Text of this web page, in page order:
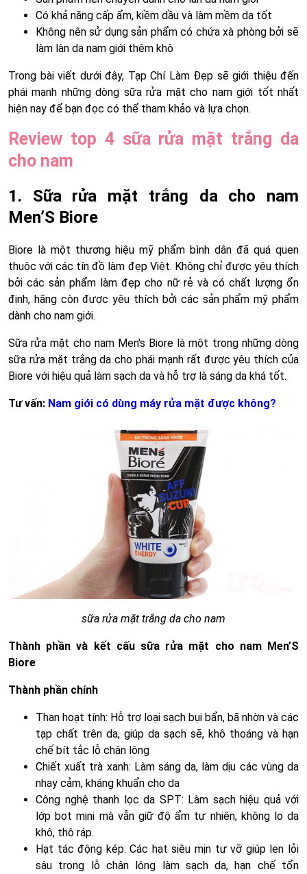
Có khả năng cấp ẩm, kiềm dầu và làm mềm da tốt
Không nên sử dụng sản phẩm có chứa xà phòng bởi sẽ
làm làn da nam giới thêm khô
Trong bài viết dưới đây, Tạp Chí Làm Đẹp sẽ giới thiệu đến
phái mạnh những dòng sữa rửa mặt cho nam giới tốt nhất
hiện nay để bạn đọc có thể tham khảo và lựa chọn.
Review top 4 sữa rửa mặt trắng da
cho nam
1. Sữa rửa mặt trắng da cho nam
Men’S Biore
Biore là một thương hiệu mỹ phẩm bình dân đã quá quen
thuộc với các tín đồ làm đẹp Việt. Không chỉ được yêu thích
bởi các sản phẩm làm đẹp cho nữ rẻ và có chất lượng ổn
định, hãng còn được yêu thích bởi các sản phẩm mỹ phẩm
dành cho nam giới.
Sữa rửa mặt cho nam Men's Biore là một trong những dòng
sữa rửa mặt trắng da cho phái mạnh rất được yêu thích của
Biore với hiệu quả làm sạch da và hỗ trợ là sáng da khá tốt.
Tư vấn: Nam giới có dùng máy rửa mặt được không?
sữa rửa mặt trắng da cho nam
Thành phần và kết cấu sữa rửa mặt cho nam Men’S
Biore
Thành phần chính
Than hoạt tính: Hỗ trợ loại sạch bụi bẩn, bã nhờn và các
tạp chất trên da, giúp da sạch sẽ, khô thoáng và hạn
chế bít tắc lỗ chân lông
Chiết xuất trà xanh: Làm sáng da, làm dịu các vùng da
nhạy cảm, kháng khuẩn cho da
Công nghệ thanh lọc da SPT: Làm sạch hiệu quả với
lớp bọt mịni mà vẫn giữ độ ẩm tự nhiên, không lo da
khô, thô ráp.
Hạt tác động kép: Các hạt siêu mịn tự vỡ giúp len lỏi
sâu trong lỗ chân lông làm sạch da, hạn chế tổn